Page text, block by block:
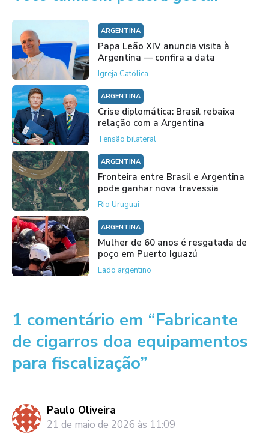
ARGENTINA
Papa Leão XIV anuncia visita à
Argentina — confira a data
Igreja Católica
ARGENTINA
Crise diplomática: Brasil rebaixa
relação com a Argentina
Tensão bilateral
ARGENTINA
Fronteira entre Brasil e Argentina
pode ganhar nova travessia
Rio Uruguai
ARGENTINA
Mulher de 60 anos é resgatada de
poço em Puerto Iguazú
Lado argentino
1 comentário em “Fabricante
de cigarros doa equipamentos
para fiscalização”
Paulo Oliveira
21 de maio de 2026 às 11:09